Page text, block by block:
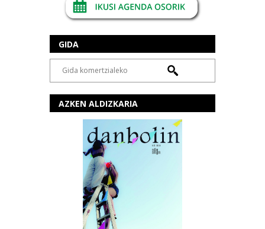
GIDA
AZKEN ALDIZKARIA